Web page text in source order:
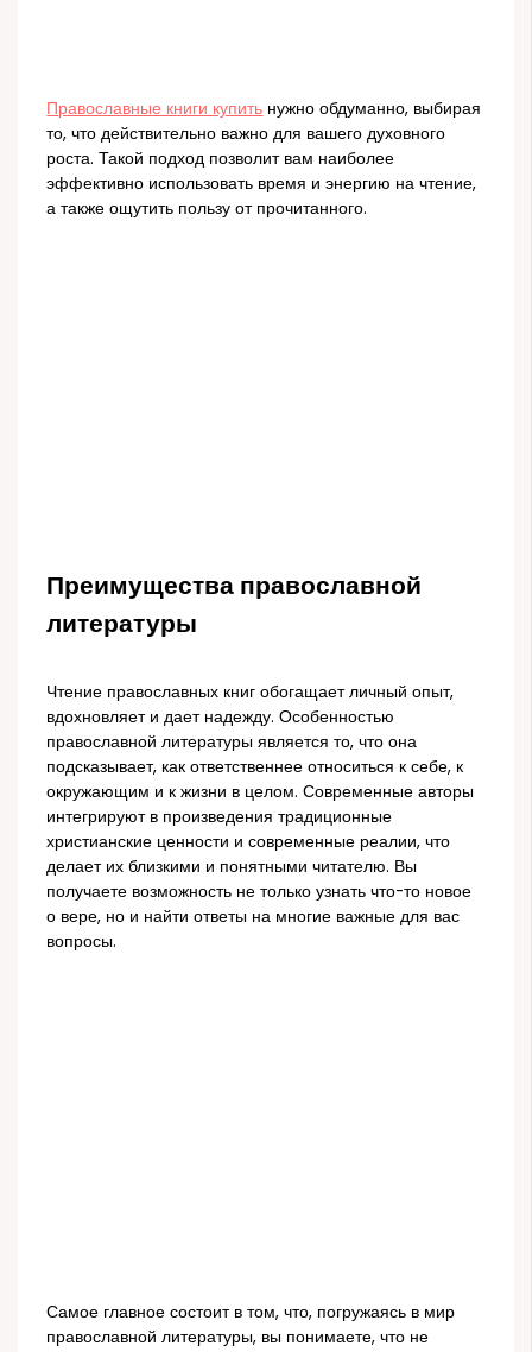
Православные книги купить нужно обдуманно, выбирая
то, что действительно важно для вашего духовного
роста. Такой подход позволит вам наиболее
эффективно использовать время и энергию на чтение,
а также ощутить пользу от прочитанного.
Преимущества православной
литературы
Чтение православных книг обогащает личный опыт,
вдохновляет и дает надежду. Особенностью
православной литературы является то, что она
подсказывает, как ответственнее относиться к себе, к
окружающим и к жизни в целом. Современные авторы
интегрируют в произведения традиционные
христианские ценности и современные реалии, что
делает их близкими и понятными читателю. Вы
получаете возможность не только узнать что-то новое
о вере, но и найти ответы на многие важные для вас
вопросы.
Самое главное состоит в том, что, погружаясь в мир
православной литературы, вы понимаете, что не